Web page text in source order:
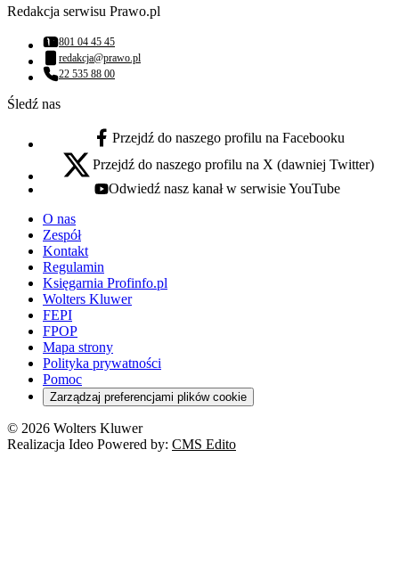
Redakcja serwisu Prawo.pl
Numer telefonu:
801 04 45 45
Adres email:
redakcja@prawo.pl
Numer telefonu:
22 535 88 00
Śledź nas
facebook - otwiera się w nowej karcie
Przejdź do naszego profilu na Facebooku
x - otwiera się w nowej karcie
Przejdź do naszego profilu na X (dawniej Twitter)
youtube - otwiera się w nowej karcie
Odwiedź nasz kanał w serwisie YouTube
O nas
Zespół
Kontakt
Regulamin
Księgarnia Profinfo.pl
Wolters Kluwer
FEPI
FPOP
Mapa strony
Polityka prywatności
Pomoc
Zarządzaj preferencjami plików cookie
© 2026 Wolters Kluwer
Realizacja Ideo Powered by: CMS Edito